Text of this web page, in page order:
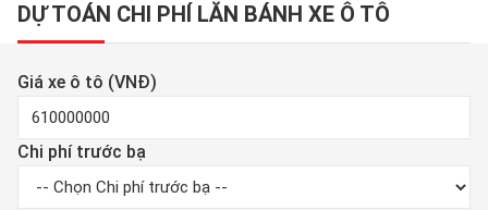
DỰ TOÁN CHI PHÍ LĂN BÁNH XE Ô TÔ
Giá xe ô tô (VNĐ)
Chi phí trước bạ